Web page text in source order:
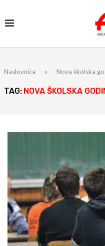
Naslovnica » Nova školska
TAG: NOVA ŠKOLSKA